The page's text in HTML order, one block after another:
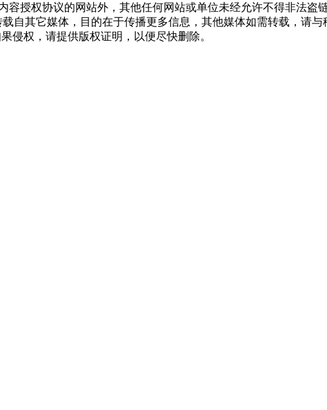
授权协议的网站外，其他任何网站或单位未经允许不得非法盗
自其它媒体，目的在于传播更多信息，其他媒体如需转载，请
侵权，请提供版权证明，以便尽快删除。